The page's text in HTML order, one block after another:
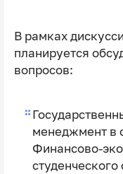
В рамках
планируется
вопросов:
менеджмент в
Финансово-
студенческого